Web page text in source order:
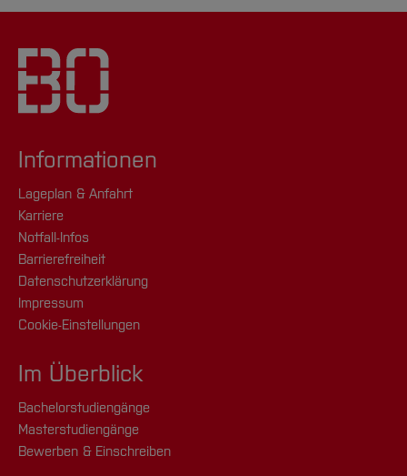
Informationen
Lageplan & Anfahrt
Karriere
Notfall-Infos
Barrierefreiheit
Datenschutzerklärung
Impressum
Cookie-Einstellungen
Im Überblick
Bachelorstudiengänge
Masterstudiengänge
Bewerben & Einschreiben